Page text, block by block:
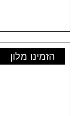
הזמינו מלון